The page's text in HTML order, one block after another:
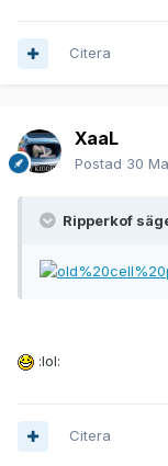
Citera
XaaL
Postad 30
Ripperkof
:lol:
Citera